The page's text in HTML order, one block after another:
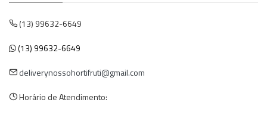
(13) 99632-6649
(13) 99632-6649
deliverynossohortifruti@gmail.com
Horário de Atendimento: